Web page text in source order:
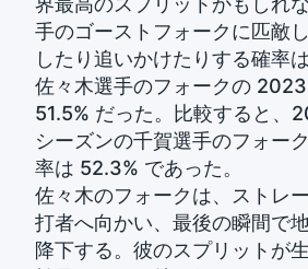
手のゴーストフォークに匹敵
したり追いかけたりする確率
佐々木選手のフォークの
51.5% だった。比較すると、
シーズンの千賀選手のフォー
率は 52.3% であった。
佐々木のフォークは、ストレ
打者へ向かい、最後の瞬間で
降下する。彼のスプリットが